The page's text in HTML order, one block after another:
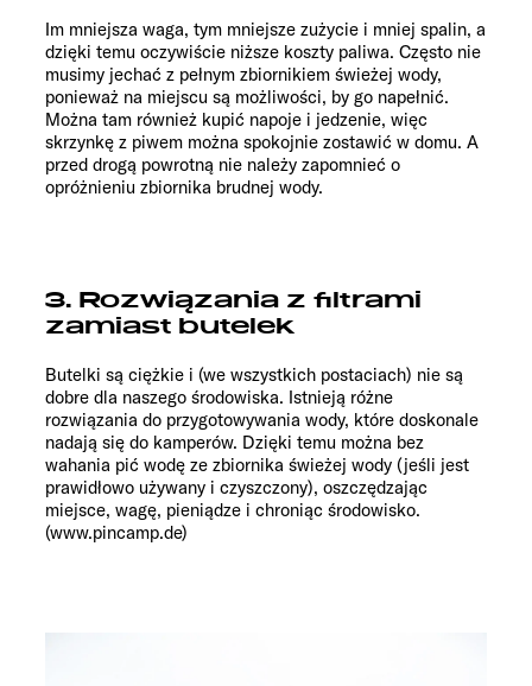
Im mniejsza waga, tym mniejsze zużycie i mniej spalin, a
dzięki temu oczywiście niższe koszty paliwa. Często nie
musimy jechać z pełnym zbiornikiem świeżej wody,
ponieważ na miejscu są możliwości, by go napełnić.
Można tam również kupić napoje i jedzenie, więc
skrzynkę z piwem można spokojnie zostawić w domu. A
przed drogą powrotną nie należy zapomnieć o
opróżnieniu zbiornika brudnej wody.
3. Rozwiązania z filtrami
zamiast butelek
Butelki są ciężkie i (we wszystkich postaciach) nie są
dobre dla naszego środowiska. Istnieją różne
rozwiązania do przygotowywania wody, które doskonale
nadają się do kamperów. Dzięki temu można bez
wahania pić wodę ze zbiornika świeżej wody (jeśli jest
prawidłowo używany i czyszczony), oszczędzając
miejsce, wagę, pieniądze i chroniąc środowisko.
(www.pincamp.de)